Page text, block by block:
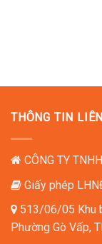
THÔNG TIN
CÔNG TY
Giấy phép
513/06/05 Khu
Phường Gò Vấp,